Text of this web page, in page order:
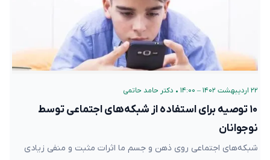
۲۲ اردیبهشت ۱۴۰۲ – ۱۴:۰۰ • دکتر حامد حاتمی
۱۰ توصیه برای استفاده از شبکه‌های اجتماعی توسط
نوجوانان
شبکه‌های اجتماعی روی ذهن و جسم ما اثرات مثبت و منفی زیادی